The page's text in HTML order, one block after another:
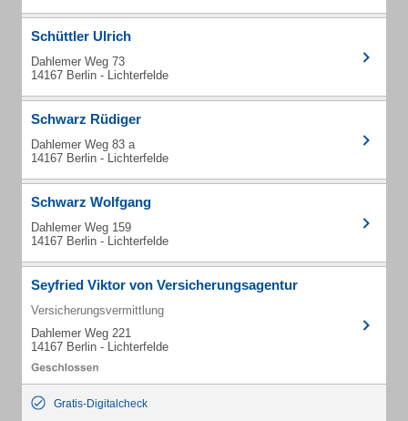
Schüttler Ulrich
Dahlemer Weg 73
14167 Berlin - Lichterfelde
Schwarz Rüdiger
Dahlemer Weg 83 a
14167 Berlin - Lichterfelde
Schwarz Wolfgang
Dahlemer Weg 159
14167 Berlin - Lichterfelde
Seyfried Viktor von Versicherungsagentur
Versicherungsvermittlung
Dahlemer Weg 221
14167 Berlin - Lichterfelde
Gratis-Digitalcheck